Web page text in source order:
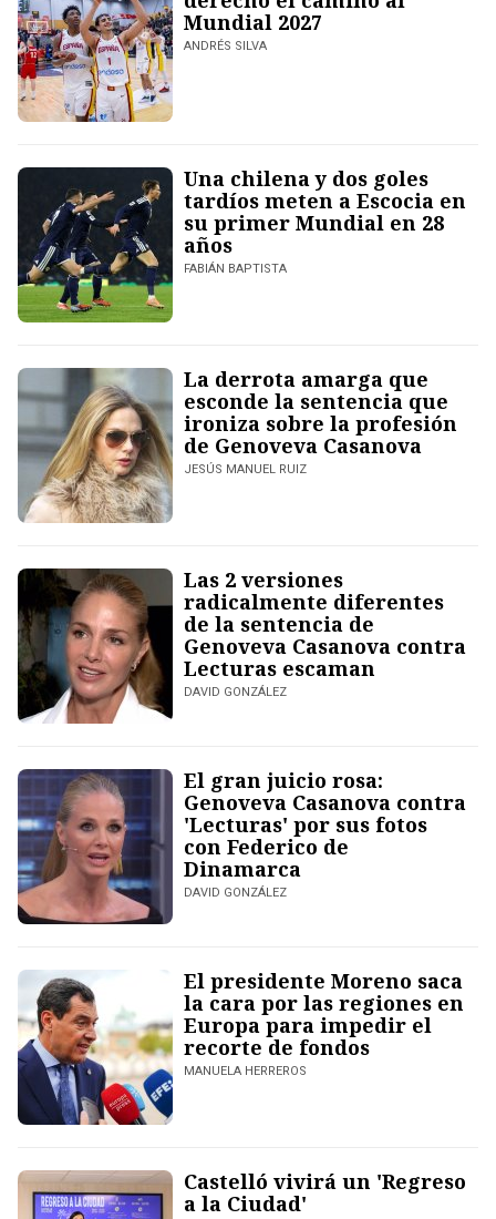
Mundial 2027
ANDRÉS SILVA
Una chilena y dos goles
tardíos meten a Escocia en
su primer Mundial en 28
años
FABIÁN BAPTISTA
La derrota amarga que
esconde la sentencia que
ironiza sobre la profesión
de Genoveva Casanova
JESÚS MANUEL RUIZ
Las 2 versiones
radicalmente diferentes
de la sentencia de
Genoveva Casanova contra
Lecturas escaman
DAVID GONZÁLEZ
El gran juicio rosa:
Genoveva Casanova contra
'Lecturas' por sus fotos
con Federico de
Dinamarca
DAVID GONZÁLEZ
El presidente Moreno saca
la cara por las regiones en
Europa para impedir el
recorte de fondos
MANUELA HERREROS
Castelló vivirá un 'Regreso
a la Ciudad'